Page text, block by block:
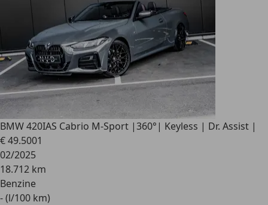
BMW 420IAS Cabrio M-Sport |360°| Keyless | Dr. Assist |
€ 49.5001
02/2025
18.712 km
Benzine
- (l/100 km)